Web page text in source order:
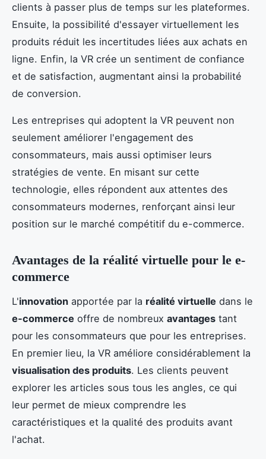
clients à passer plus de temps sur les plateformes.
Ensuite, la possibilité d'essayer virtuellement les
produits réduit les incertitudes liées aux achats en
ligne. Enfin, la VR crée un sentiment de confiance
et de satisfaction, augmentant ainsi la probabilité
de conversion.
Les entreprises qui adoptent la VR peuvent non
seulement améliorer l'engagement des
consommateurs, mais aussi optimiser leurs
stratégies de vente. En misant sur cette
technologie, elles répondent aux attentes des
consommateurs modernes, renforçant ainsi leur
position sur le marché compétitif du e-commerce.
Avantages de la réalité virtuelle pour le e-
commerce
L'innovation apportée par la réalité virtuelle dans le
e-commerce offre de nombreux avantages tant
pour les consommateurs que pour les entreprises.
En premier lieu, la VR améliore considérablement la
visualisation des produits. Les clients peuvent
explorer les articles sous tous les angles, ce qui
leur permet de mieux comprendre les
caractéristiques et la qualité des produits avant
l'achat.